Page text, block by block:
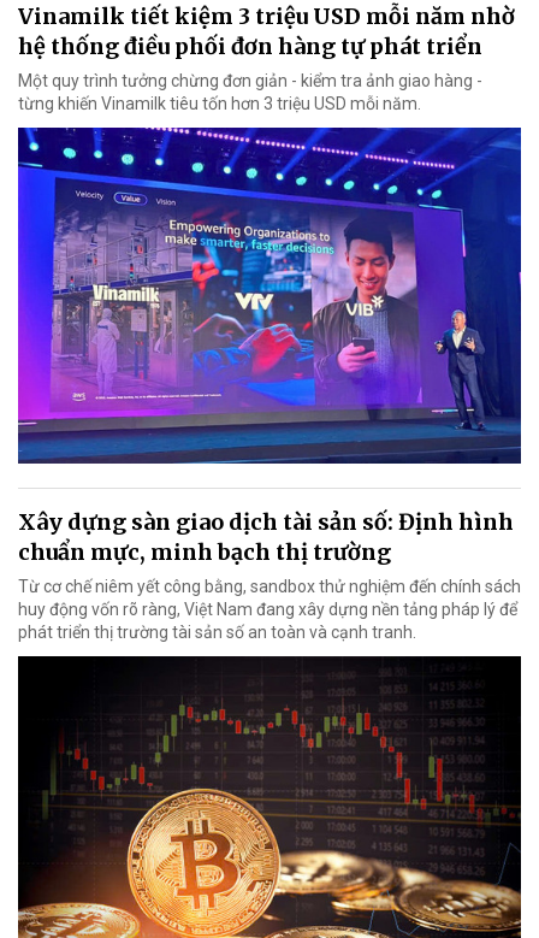
Vinamilk tiết kiệm 3 triệu USD mỗi năm nhờ
hệ thống điều phối đơn hàng tự phát triển
Một quy trình tưởng chừng đơn giản - kiểm tra ảnh giao hàng -
từng khiến Vinamilk tiêu tốn hơn 3 triệu USD mỗi năm.
Xây dựng sàn giao dịch tài sản số: Định hình
chuẩn mực, minh bạch thị trường
Từ cơ chế niêm yết công bằng, sandbox thử nghiệm đến chính sách
huy động vốn rõ ràng, Việt Nam đang xây dựng nền tảng pháp lý để
phát triển thị trường tài sản số an toàn và cạnh tranh.